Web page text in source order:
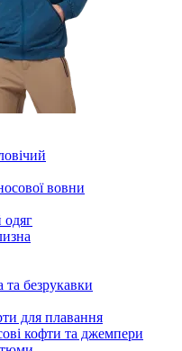
вовни
одяг
та безрукавки
для плавання
кофти та джемпери